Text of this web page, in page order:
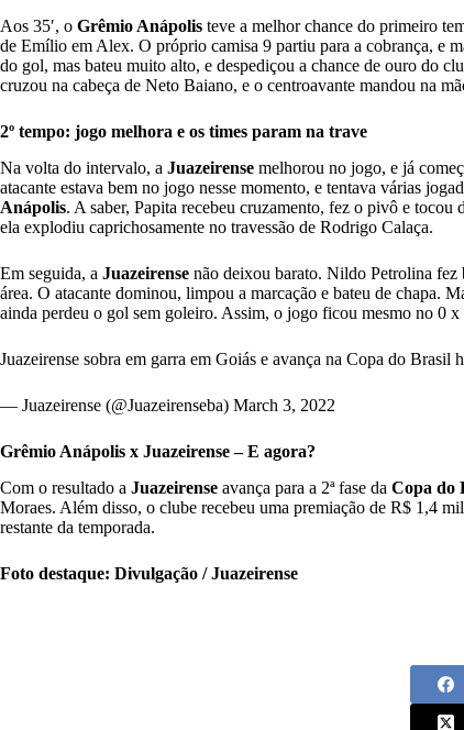
Aos 35′, o Grêmio Anápolis teve a melhor chance do primeiro
de Emílio em Alex. O próprio camisa 9 partiu para a cobrança, e
do gol, mas bateu muito alto, e despediçou a chance de ouro do
cruzou na cabeça de Neto Baiano, e o centroavante mandou na
2º tempo: jogo melhora e os times param na trave
Na volta do intervalo, a Juazeirense melhorou no jogo, e já
atacante estava bem no jogo nesse momento, e tentava várias
Anápolis. A saber, Papita recebeu cruzamento, fez o pivô e
ela explodiu caprichosamente no travessão de Rodrigo Calaça.
Em seguida, a Juazeirense não deixou barato. Nildo Petrolina fez
área. O atacante dominou, limpou a marcação e bateu de chapa.
ainda perdeu o gol sem goleiro. Assim, o jogo ficou mesmo no 0 x
Juazeirense sobra em garra em Goiás e avança na Copa do Brasil
— Juazeirense (@Juazeirenseba) March 3, 2022
Grêmio Anápolis x Juazeirense – E agora?
Com o resultado a Juazeirense avança para a 2ª fase da Copa do
Moraes. Além disso, o clube recebeu uma premiação de R$ 1,4
restante da temporada.
Foto destaque: Divulgação / Juazeirense